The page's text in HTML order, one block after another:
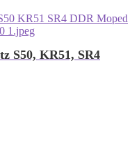
S50, KR51, SR4